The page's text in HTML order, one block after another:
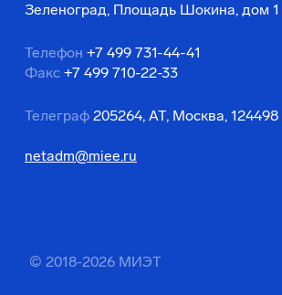
Зеленоград, Площадь Шокина, дом 1
Телефон +7 499 731-44-41
Факс +7 499 710-22-33
Телеграф 205264, АТ, Москва, 124498
netadm@miee.ru
© 2018-2026 МИЭТ